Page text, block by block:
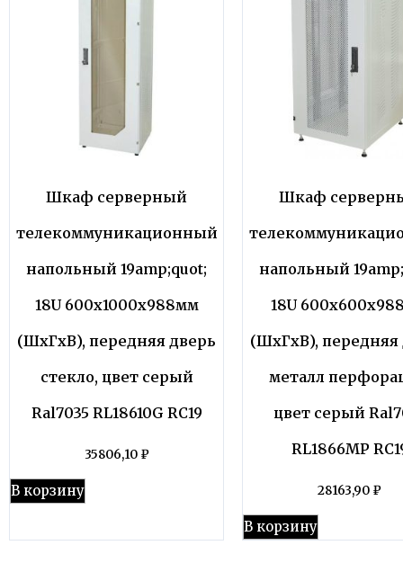
Шкаф серверный
телекоммуникационный
напольный 19amp;quot;
18U 600x1000x988мм
(ШхГхВ), передняя дверь
стекло, цвет серый
Ral7035 RL18610G RC19
35806,10 ₽
В корзину
Шкаф
напольный
18U
(ШхГхВ), передняя
металл
цвет серый
RL1866MP
28163,90 ₽
В корзину